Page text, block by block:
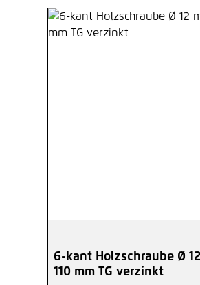
6-kant Holzschraube Ø
110 mm TG verzinkt